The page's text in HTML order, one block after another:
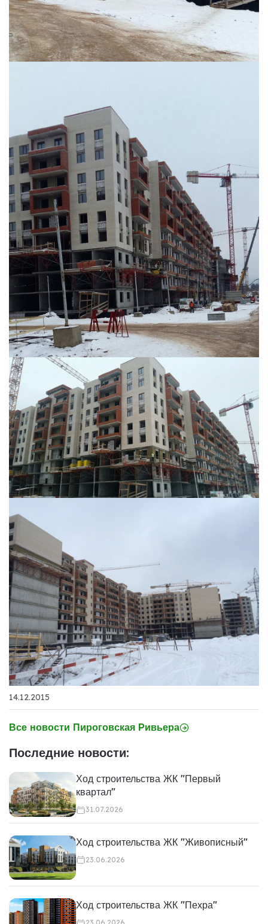
14.12.2015
Все новости Пироговская Ривьера
Последние новости:
Ход строительства ЖК "Первый
квартал"
31.07.2026
Ход строительства ЖК "Живописный"
23.06.2026
Ход строительства ЖК "Пехра"